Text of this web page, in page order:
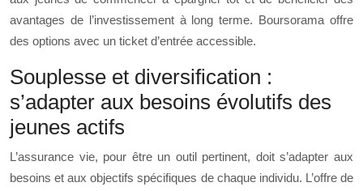
avantages de l’investissement à long terme. Boursorama offre
des options avec un ticket d’entrée accessible.
Souplesse et diversification :
s’adapter aux besoins évolutifs des
jeunes actifs
L’assurance vie, pour être un outil pertinent, doit s’adapter aux
besoins et aux objectifs spécifiques de chaque individu. L’offre de